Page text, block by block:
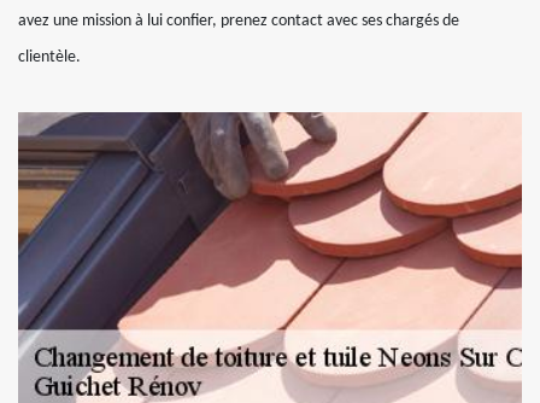
avez une mission à lui confier, prenez contact avec ses chargés de
clientèle.